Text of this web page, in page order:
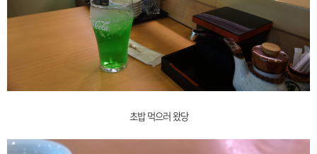
초밥 먹으러 왔당